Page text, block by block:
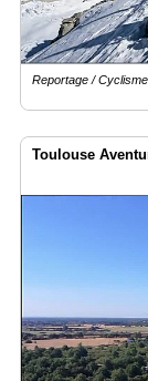
Reportage /
Toulouse